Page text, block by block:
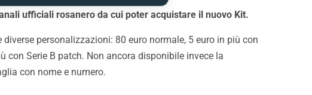
ufficiali rosanero da cui poter acquistare il nuovo Kit.
personalizzazioni: 80 euro normale, 5 euro in più con
con Serie B patch. Non ancora disponibile invece la
con nome e numero.